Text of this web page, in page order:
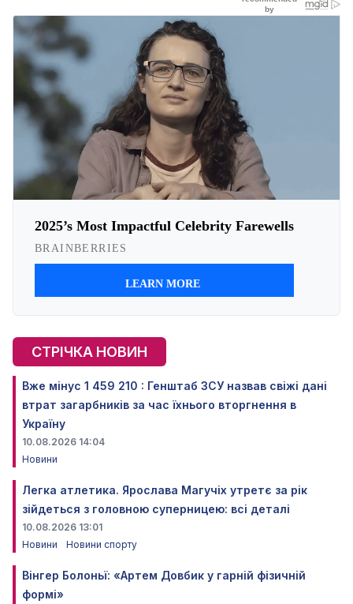
СТРІЧКА НОВИН
Вже мінус 1 459 210 : Генштаб ЗСУ назвав свіжі дані
втрат загарбників за час їхнього вторгнення в
Україну
10.08.2026 14:04
Новини
Легка атлетика. Ярослава Магучіх утретє за рік
зійдеться з головною суперницею: всі деталі
10.08.2026 13:01
Новини
Новини спорту
Вінгер Болоньї: «Артем Довбик у гарній фізичній
формі»